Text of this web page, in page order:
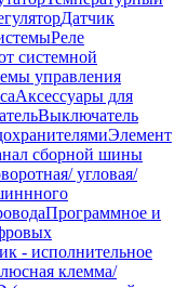
Датчик
Реле
системной
управления
Аксессуары для
Выключатель
Элемент
сборной шины
угловая/
Программное и
- исполнительное
клемма/